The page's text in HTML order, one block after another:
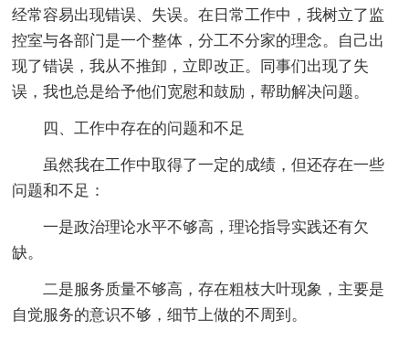
经常容易出现错误、失误。在日常工作中，我树立了监
控室与各部门是一个整体，分工不分家的理念。自己出
现了错误，我从不推卸，立即改正。同事们出现了失
误，我也总是给予他们宽慰和鼓励，帮助解决问题。
四、工作中存在的问题和不足
虽然我在工作中取得了一定的成绩，但还存在一些
问题和不足：
一是政治理论水平不够高，理论指导实践还有欠
缺。
二是服务质量不够高，存在粗枝大叶现象，主要是
自觉服务的意识不够，细节上做的不周到。